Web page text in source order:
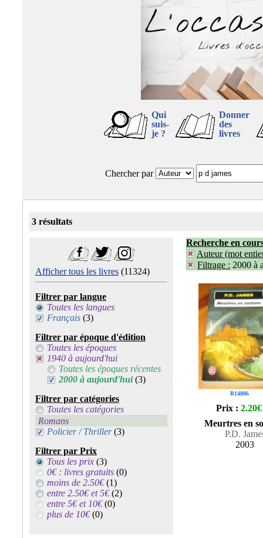
Qui
suis-
je ?
Donner
des
livres
Chercher par
3 résultats
Afficher tous les livres (11324)
Filtrer par langue
Toutes les langues
Français (3)
Filtrer par époque d'édition
Toutes les époques
1940 à aujourd'hui
Toutes les époques récentes
2000 à aujourd'hui(3)
Filtrer par catégories
Toutes les catégories
Romans
Policier / Thriller(3)
Filtrer par Prix
Tous les prix (3)
0€ : livres gratuits (0)
moins de 2.50€(1)
entre 2.50€ et 5€(2)
entre 5€ et 10€(0)
plus de 10€(0)
Recherche en
Auteur (mot
Filtrage : 2000 à
R14886
Prix : 2.20€
Meurtres en
P.D.
2003